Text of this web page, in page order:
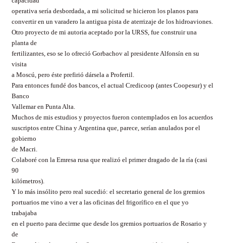
operativa sería desbordada, a mi solicitud se hicieron los planos para
convertir en un varadero la antigua pista de aterrizaje de los hidroaviones.
Otro proyecto de mi autoria aceptado por la URSS, fue construir una
planta de
fertilizantes, eso se lo ofreció Gorbachov al presidente Alfonsín en su
visita
a Moscú, pero éste prefirió dársela a Profertil.
Para entonces fundé dos bancos, el actual Credicoop (antes Coopesur) y el
Banco
Vallemar en Punta Alta.
Muchos de mis estudios y proyectos fueron contemplados en los acuerdos
suscriptos entre China y Argentina que, parece, serían anulados por el
gobierno
de Macri.
Colaboré con la Emresa rusa que realizó el primer dragado de la ría (casi
90
kilómetros).
Y lo más insólito pero real sucedió: el secretario general de los gremios
portuarios me vino a ver a las oficinas del frigorífico en el que yo
trabajaba
en el puerto para decirme que desde los gremios portuarios de Rosario y
de